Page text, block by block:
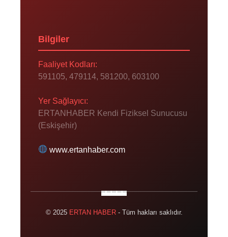
Bilgiler
Faaliyet Kodları:
591105, 479114, 581200, 603100
Yer Sağlayıcı:
ERTANHABER Kendi Fiziksel Sunucusu
(Eskişehir)
www.ertanhaber.com
© 2025 ERTAN HABER- Tüm hakları saklıdır.